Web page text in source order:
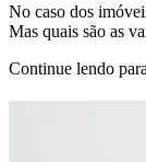
No caso dos
Mas quais são as
Continue lendo